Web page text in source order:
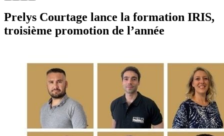
Prelys Courtage lance la formation IRIS,
troisième promotion de l’année